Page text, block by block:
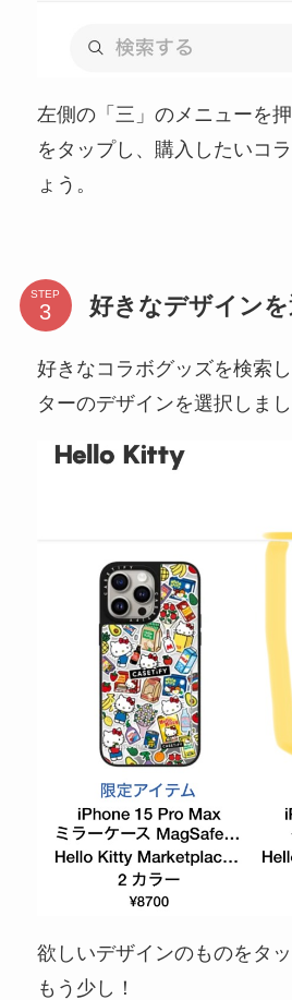
左側の「三」のメニューを
をタップし、購入したいコ
ょう。
STEP 好きなデザインを
好きなコラボグッズを検索
ターのデザインを選択しまし
欲しいデザインのものをタ
もう少し！